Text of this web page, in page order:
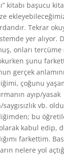
kitabı başucu
Tekrar
yer alıyor.
onları tercüme
şunu
gerçek anlamını
çoğunu
ayıp/yasak
vb.
bu
kabul edip,
farkettim.
nelere yol